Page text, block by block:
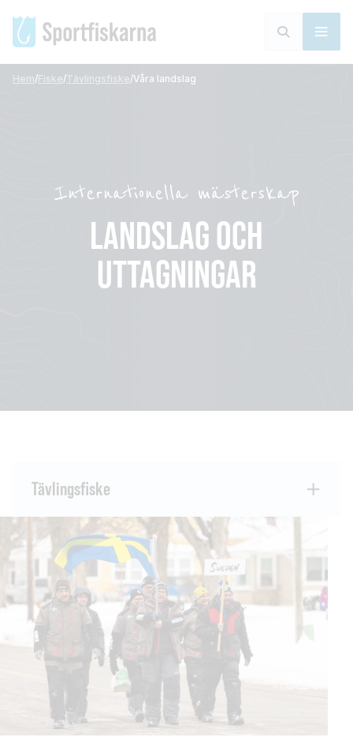
Hem/Fiske/Tävlingsfiske/Våra landslag
Internationella mästerskap
LANDSLAG OCH
UTTAGNINGAR
Tävlingsfiske